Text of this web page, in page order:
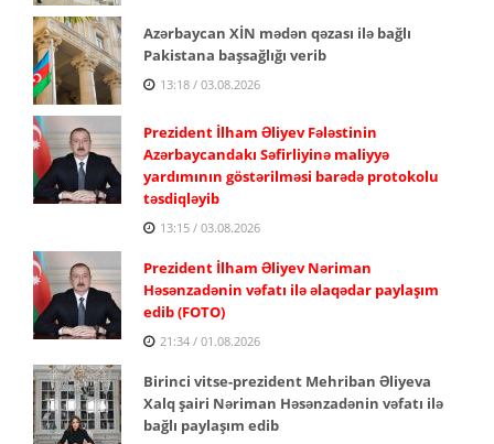
Azərbaycan XİN mədən qəzası ilə bağlı
Pakistana başsağlığı verib
13:18 / 03.08.2026
Prezident İlham Əliyev Fələstinin
Azərbaycandakı Səfirliyinə maliyyə
yardımının göstərilməsi barədə protokolu
təsdiqləyib
13:15 / 03.08.2026
Prezident İlham Əliyev Nəriman
Həsənzadənin vəfatı ilə əlaqədar paylaşım
edib (FOTO)
21:34 / 01.08.2026
Birinci vitse-prezident Mehriban Əliyeva
Xalq şairi Nəriman Həsənzadənin vəfatı ilə
bağlı paylaşım edib